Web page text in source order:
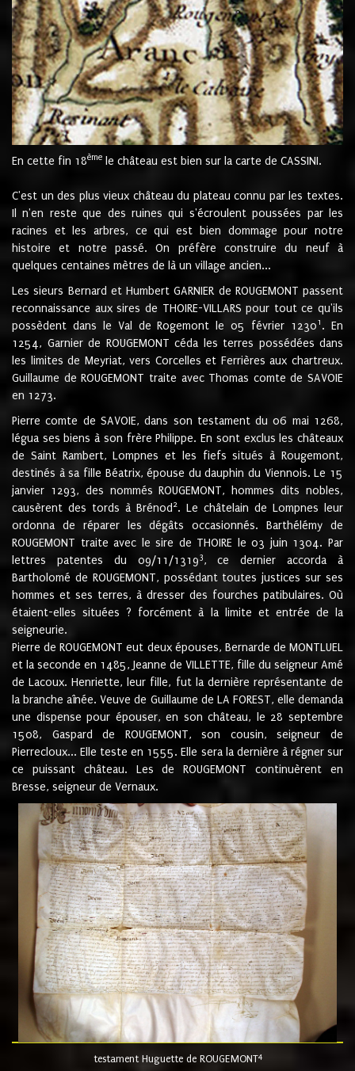
En cette fin 18ème le château est bien sur la carte de CASSINI.
C'est un des plus vieux château du plateau connu par les textes.
Il n'en reste que des ruines qui s'écroulent poussées par les
racines et les arbres, ce qui est bien dommage pour notre
histoire et notre passé. On préfère construire du neuf à
quelques centaines mètres de là un village ancien...
Les sieurs Bernard et Humbert GARNIER de ROUGEMONT passent
reconnaissance aux sires de THOIRE-VILLARS pour tout ce qu'ils
possèdent dans le Val de Rogemont le 05 février 12301 . En
1254, Garnier de ROUGEMONT céda les terres possédées dans
les limites de Meyriat, vers Corcelles et Ferrières aux chartreux.
Guillaume de ROUGEMONT traite avec Thomas comte de SAVOIE
en 1273.
Pierre comte de SAVOIE, dans son testament du 06 mai 1268,
légua ses biens à son frère Philippe. En sont exclus les châteaux
de Saint Rambert, Lompnes et les fiefs situés à Rougemont,
destinés à sa fille Béatrix, épouse du dauphin du Viennois. Le 15
janvier 1293, des nommés ROUGEMONT, hommes dits nobles,
causèrent des tords à Brénod 2. Le châtelain de Lompnes leur
ordonna de réparer les dégâts occasionnés. Barthélémy de
ROUGEMONT traite avec le sire de THOIRE le 03 juin 1304. Par
lettres patentes du 09/11/13193, ce dernier accorda à
Bartholomé de ROUGEMONT, possédant toutes justices sur ses
hommes et ses terres, à dresser des fourches patibulaires. Où
étaient-elles situées ? forcément à la limite et entrée de la
seigneurie.
Pierre de ROUGEMONT eut deux épouses, Bernarde de MONTLUEL
et la seconde en 1485, Jeanne de VILLETTE, fille du seigneur Amé
de Lacoux. Henriette, leur fille, fut la dernière représentante de
la branche aînée. Veuve de Guillaume de LA FOREST, elle demanda
une dispense pour épouser, en son château, le 28 septembre
1508, Gaspard de ROUGEMONT, son cousin, seigneur de
Pierrecloux... Elle teste en 1555. Elle sera la dernière à régner sur
ce puissant château. Les de ROUGEMONT continuèrent en
Bresse, seigneur de Vernaux.
testament Huguette de ROUGEMONT4